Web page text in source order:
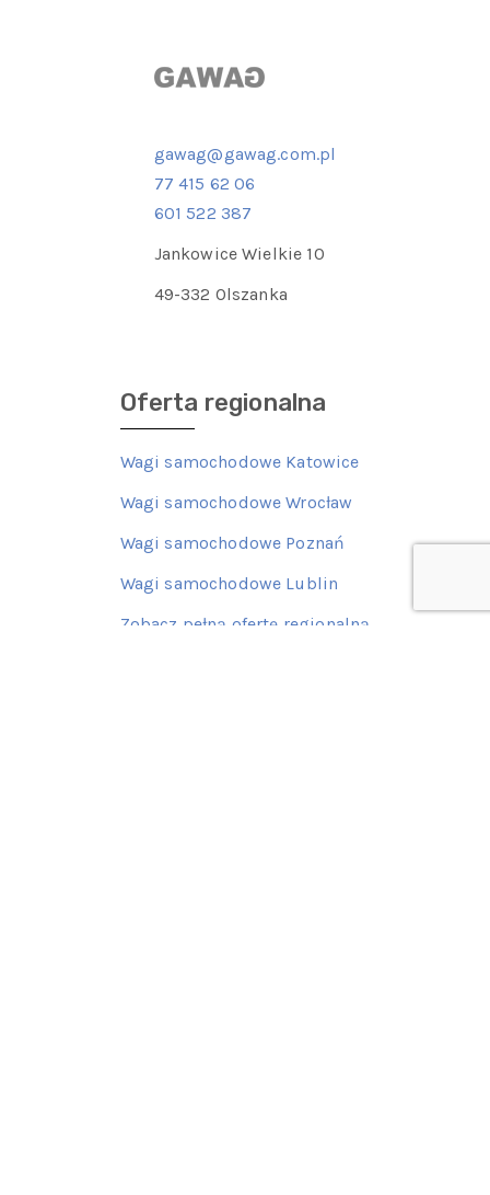
gawag@gawag.com.pl
77 415 62 06
601 522 387
Jankowice Wielkie 10
49-332 Olszanka
Oferta regionalna
Wagi samochodowe Katowice
Wagi samochodowe Wrocław
Wagi samochodowe Poznań
Wagi samochodowe Lublin
Zobacz pełną ofertę regionalną